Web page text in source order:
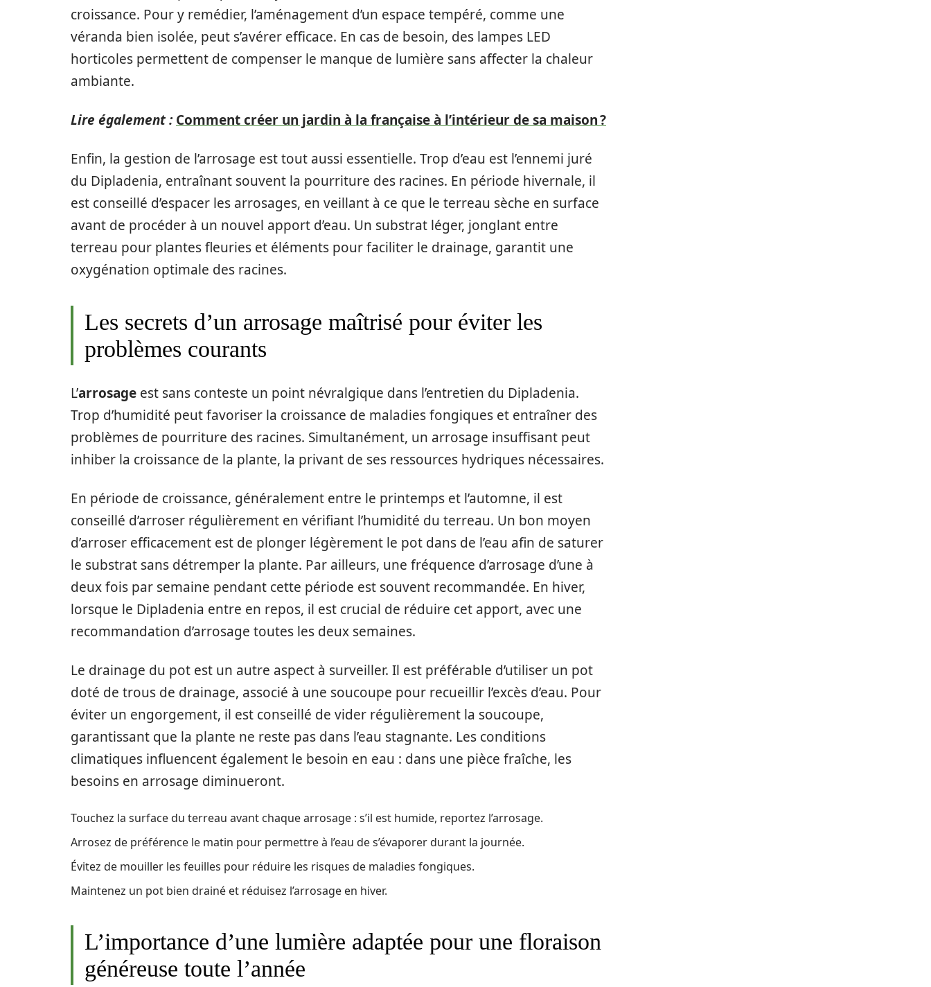
croissance. Pour y remédier, l’aménagement d’un espace tempéré, comme une
véranda bien isolée, peut s’avérer efficace. En cas de besoin, des lampes LED
horticoles permettent de compenser le manque de lumière sans affecter la chaleur
ambiante.
Lire également : Comment créer un jardin à la française à l’intérieur de sa maison ?
Enfin, la gestion de l’arrosage est tout aussi essentielle. Trop d’eau est l’ennemi juré
du Dipladenia, entraînant souvent la pourriture des racines. En période hivernale, il
est conseillé d’espacer les arrosages, en veillant à ce que le terreau sèche en surface
avant de procéder à un nouvel apport d’eau. Un substrat léger, jonglant entre
terreau pour plantes fleuries et éléments pour faciliter le drainage, garantit une
oxygénation optimale des racines.
Les secrets d’un arrosage maîtrisé pour éviter les
problèmes courants
L’arrosage est sans conteste un point névralgique dans l’entretien du Dipladenia.
Trop d’humidité peut favoriser la croissance de maladies fongiques et entraîner des
problèmes de pourriture des racines. Simultanément, un arrosage insuffisant peut
inhiber la croissance de la plante, la privant de ses ressources hydriques nécessaires.
En période de croissance, généralement entre le printemps et l’automne, il est
conseillé d’arroser régulièrement en vérifiant l’humidité du terreau. Un bon moyen
d’arroser efficacement est de plonger légèrement le pot dans de l’eau afin de saturer
le substrat sans détremper la plante. Par ailleurs, une fréquence d’arrosage d’une à
deux fois par semaine pendant cette période est souvent recommandée. En hiver,
lorsque le Dipladenia entre en repos, il est crucial de réduire cet apport, avec une
recommandation d’arrosage toutes les deux semaines.
Le drainage du pot est un autre aspect à surveiller. Il est préférable d’utiliser un pot
doté de trous de drainage, associé à une soucoupe pour recueillir l’excès d’eau. Pour
éviter un engorgement, il est conseillé de vider régulièrement la soucoupe,
garantissant que la plante ne reste pas dans l’eau stagnante. Les conditions
climatiques influencent également le besoin en eau : dans une pièce fraîche, les
besoins en arrosage diminueront.
Touchez la surface du terreau avant chaque arrosage : s’il est humide, reportez l’arrosage.
Arrosez de préférence le matin pour permettre à l’eau de s’évaporer durant la journée.
Évitez de mouiller les feuilles pour réduire les risques de maladies fongiques.
Maintenez un pot bien drainé et réduisez l’arrosage en hiver.
L’importance d’une lumière adaptée pour une floraison
généreuse toute l’année